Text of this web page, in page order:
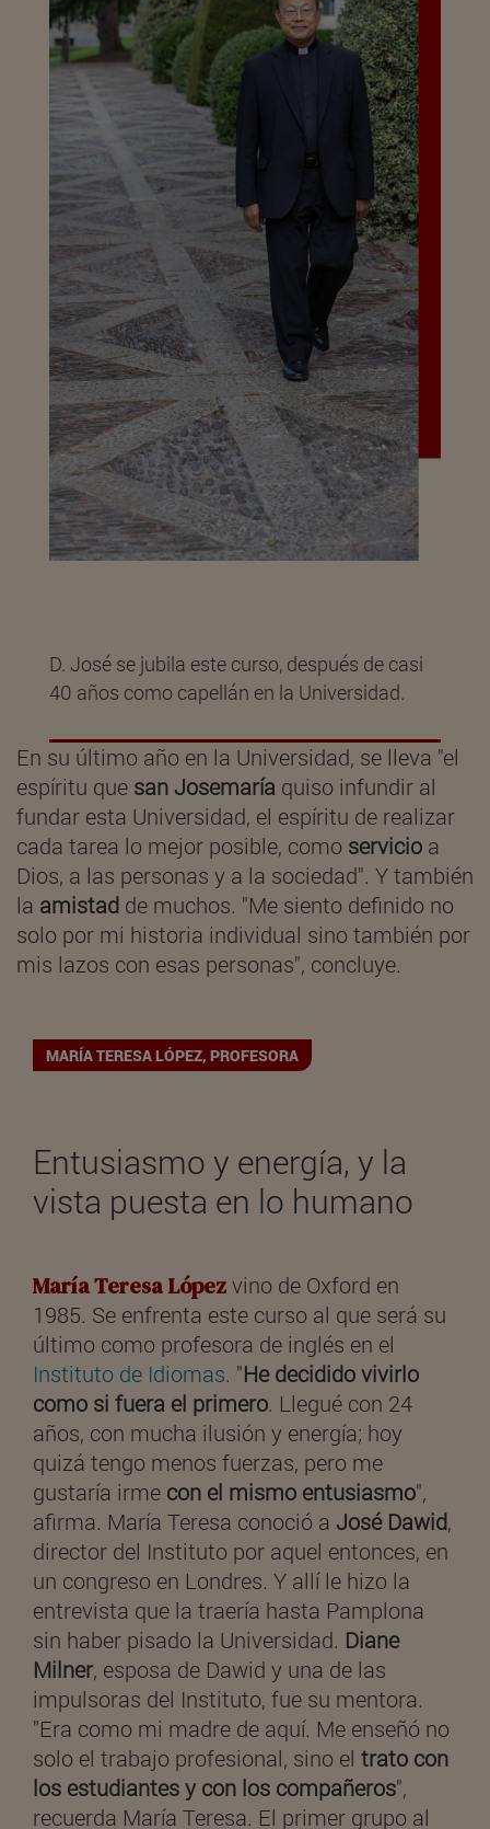
D. José se jubila este curso, después de casi
40 años como capellán en la Universidad.
En su último año en la Universidad, se lleva "el
espíritu que san Josemaría quiso infundir al
fundar esta Universidad, el espíritu de realizar
cada tarea lo mejor posible, como servicio a
Dios, a las personas y a la sociedad". Y también
la amistad de muchos. "Me siento definido no
solo por mi historia individual sino también por
mis lazos con esas personas", concluye.
MARÍA TERESA LÓPEZ, PROFESORA
Entusiasmo y energía, y la
vista puesta en lo humano
María Teresa Lópezvino de Oxford en
1985. Se enfrenta este curso al que será su
último como profesora de inglés en el
Instituto de Idiomas. "He decidido vivirlo
como si fuera el primero. Llegué con 24
años, con mucha ilusión y energía; hoy
quizá tengo menos fuerzas, pero me
gustaría irme con el mismo entusiasmo",
afirma. María Teresa conoció a José Dawid,
director del Instituto por aquel entonces, en
un congreso en Londres. Y allí le hizo la
entrevista que la traería hasta Pamplona
sin haber pisado la Universidad. Diane
Milner, esposa de Dawid y una de las
impulsoras del Instituto, fue su mentora.
"Era como mi madre de aquí. Me enseñó no
solo el trabajo profesional, sino el trato con
los estudiantes y con los compañeros",
recuerda María Teresa. El primer grupo al